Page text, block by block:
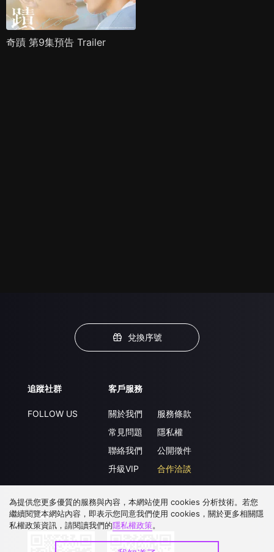
奇蹟 第9集預告 Trailer
兌換序號
追蹤社群
FOLLOW US
客戶服務
關於我們
常見問題
聯絡我們
升級VIP
服務條款
隱私權
公開徵件
合作洽談
下載 APP
為提供您更多優質的服務與內容，本網站使用 cookies 分析技術。若您
繼續閱覽本網站內容，即表示您同意我們使用 cookies，關於更多相關隱
私權政策資訊，請閱讀我們的隱私權政策。